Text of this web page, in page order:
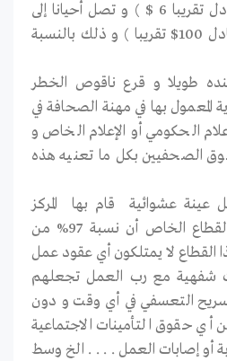
300 ل . س ( أي ما يعادل تقريبا 6 $ ) و تصل أحيانا إلى
5000 ل. س ( أي ما يعادل 100$ تقريبا ) و ذلك بالنسبة
طويلا و قرع ناقوص الخطر
المعمول بها في مهنة الصحافة في
الحكومي أو الإعلام الخاص و
الصحفيين بكل ما تعنيه هذه
عينة عشوائية قام بها المركز
شملت 50 صحفي من القطاع الخاص أن نسبة 97% من
القطاع لا يمتلكون أي عقود عمل
شفهية مع رب العمل تجعلهم
التعسفي في أي وقت و دون
حقوق التأمينات الاجتماعية
أو إصابات العمل . . . . الخ وسط